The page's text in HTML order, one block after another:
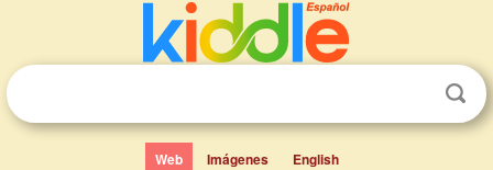
Web Imágenes English